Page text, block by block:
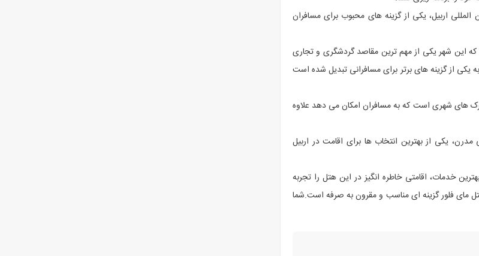
اربیل، یکی از گزینه های محبوب برای مسافران
که این شهر یکی از مهم ترین مقاصد گردشگری و تجاری
یکی از گزینه های برتر برای مسافرانی تبدیل شده است
پارک های شهری است که به مسافران امکان می دهد علاوه
یکی از بهترین انتخاب ها برای اقامت در اربیل
خدمات، اقامتی خاطره انگیز در این هتل را تجربه
مای فلور گزینه ای مناسب و مقرون به صرفه است.شما